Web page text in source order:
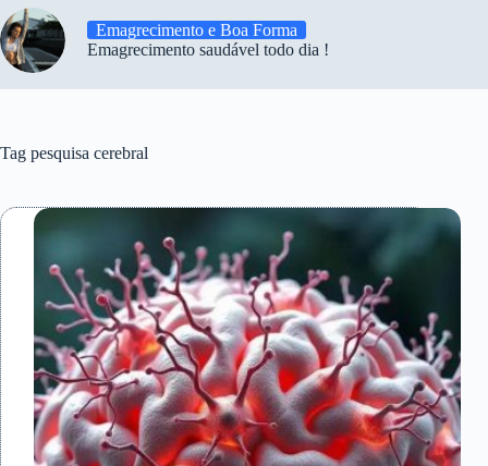
Emagrecimento e Boa Forma
Emagrecimento saudável todo dia !
Tag pesquisa cerebral